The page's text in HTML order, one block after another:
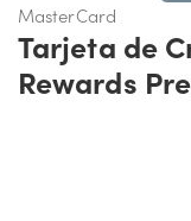
MasterCard
Tarjeta de
Rewards